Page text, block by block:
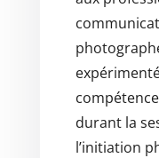
durant la
l’initiation